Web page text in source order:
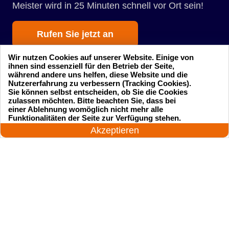
Meister wird in 25 Minuten schnell vor Ort sein!
Rufen Sie jetzt an
Startseite Einsatzgebiete
Preise
24 Stunden am Tag
Akzeptieren
Wir nutzen Cookies auf unserer Website. Einige von
ihnen sind essenziell für den Betrieb der Seite,
während andere uns helfen, diese Website und die
Nutzererfahrung zu verbessern (Tracking Cookies).
Sie können selbst entscheiden, ob Sie die Cookies
zulassen möchten. Bitte beachten Sie, dass bei
einer Ablehnung womöglich nicht mehr alle
Funktionalitäten der Seite zur Verfügung stehen.